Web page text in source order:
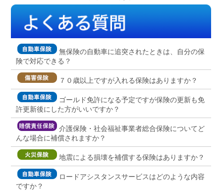
無保険の自動車に追突されたときは、自分の保
険で対応できる？
７０歳以上ですが入れる保険はありますか？
ゴールド免許になる予定ですが保険の更新も免
許更新後にした方がいいですか？
介護保険・社会福祉事業者総合保険についてど
んな場合に補償されますか？
地震による損壊を補償する保険はありますか？
ロードアシスタンスサービスはどのような内容
ですか？